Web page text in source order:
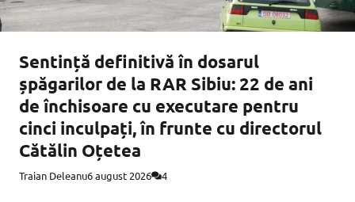
Sentință definitivă în dosarul
șpăgarilor de la RAR Sibiu: 22 de ani
de închisoare cu executare pentru
cinci inculpați, în frunte cu directorul
Cătălin Oțetea
Traian Deleanu6 august 2026 4